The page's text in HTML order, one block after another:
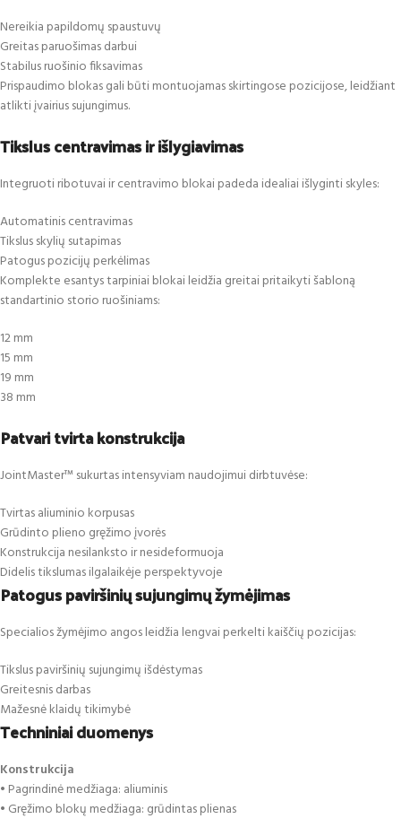
Nereikia papildomų spaustuvų
Greitas paruošimas darbui
Stabilus ruošinio fiksavimas
Prispaudimo blokas gali būti montuojamas skirtingose pozicijose, leidžiant
atlikti įvairius sujungimus.
Tikslus centravimas ir išlygiavimas
Integruoti ribotuvai ir centravimo blokai padeda idealiai išlyginti skyles:
Automatinis centravimas
Tikslus skylių sutapimas
Patogus pozicijų perkėlimas
Komplekte esantys tarpiniai blokai leidžia greitai pritaikyti šabloną
standartinio storio ruošiniams:
12 mm
15 mm
19 mm
38 mm
Patvari tvirta konstrukcija
JointMaster™ sukurtas intensyviam naudojimui dirbtuvėse:
Tvirtas aliuminio korpusas
Grūdinto plieno gręžimo įvorės
Konstrukcija nesilanksto ir nesideformuoja
Didelis tikslumas ilgalaikėje perspektyvoje
Patogus paviršinių sujungimų žymėjimas
Specialios žymėjimo angos leidžia lengvai perkelti kaiščių pozicijas:
Tikslus paviršinių sujungimų išdėstymas
Greitesnis darbas
Mažesnė klaidų tikimybė
Techniniai duomenys
Konstrukcija
• Pagrindinė medžiaga: aliuminis
• Gręžimo blokų medžiaga: grūdintas plienas